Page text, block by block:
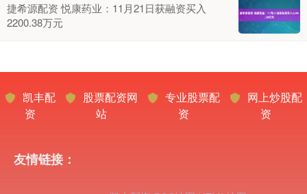
捷希源配资 悦康药业：11月21日获融资买入
2200.38万元
凯丰配
资
股票配资网
站
专业股票配
资
网上炒股配
资
友情链接：